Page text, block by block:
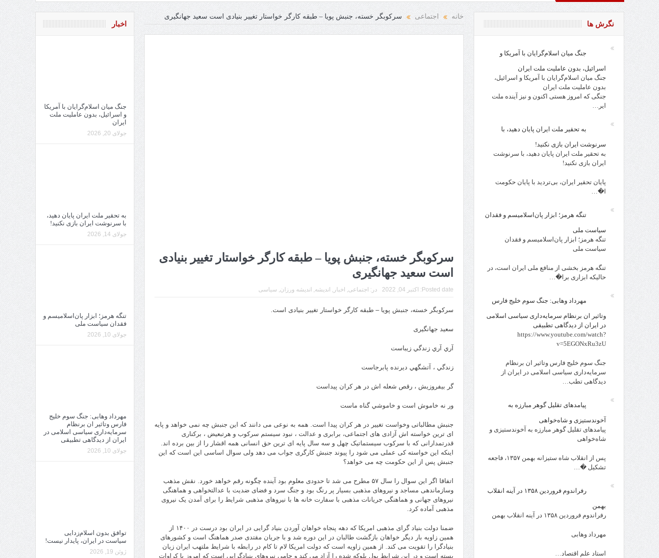
و نقد از افراد، احزاب، حکام و مقدسات! روز کارگر، روز جامعه انسانی فرخنده باد
خانه اجتماعی سرکوبگر خسته، جنبش پویا – طبقه کارگر خواستار تغییر بنیادی است سعید جهانگیری
سرکوبگر خسته، جنبش پویا – طبقه کارگر خواستار تغییر بنیادی
است سعید جهانگیری
Posted date: اکتبر 04, 2022 در: اجتماعی, اخبار , اندیشه, اندیشه ورزان, سیاسی
سرکوبگر خسته، جنبش پویا – طبقه کارگر خواستار تغییر بنیادی است.
سعید جهانگیری
آري آري زندگي زيباست
زندگي ، آتشگهي ديرنده پابرجاست
گر بيفروزيش ، رقص شعله اش در هر كران پيداست
ور نه خاموش است و خاموشي گناه ماست
جنبش مطالباتی وخواست تغییر در هر کران پیدا است. همه به نوعی می دانند که این جنبش چه نمی خواهد و پایه
ای ترین خواسته اش آزادی های اجتماعی، برابری و عدالت ، نبود سیستم سرکوب و هرتبعیض ، برکناری
قدرتمدارانی که با سرکوب سیستماتیک چهل و سه سال پایه ای ترین حق انسانی همه اقشار را از بین برده اند.
اینکه این خواسته کی عملی می شود را پیوند جنبش کارگری جواب می دهد ولی سوال اساسی این است که این
جنبش پس از این حکومت چه می خواهد؟
اتفاقا اگر این سوال را سال ۵۷ مطرح می شد تا حدودی معلوم بود آینده چگونه رقم خواهد خورد. نقش مذهب
وسازماندهی مساجد و نیروهای مذهبی بسیار پر رنگ بود و جنگ سرد و فضای ضدیت با عدالتخواهی و هماهنگی
نیروهای جهانی و هماهنگی جریانات مذهبی با سفارت خانه ها با نیروهای مذهبی شرایط را برای آمدن یک نیروی
مذهبی آماده کرد.
ضمنا دولت بنیاد گرای مذهبی امریکا که دهه پنجاه خواهان آوردن بنیاد گرایی در ایران بود درست در ۱۴۰۰ از
همین زاویه بار دیگر خواهان بازگشت طالبان در این دوره شد و با جریان مقتدی صدر هماهنگ است و کشورهای
بنیادگرا را تقویت می کند. از همین زاویه است که دولت امریکا لام تا کام در رابطه با شرایط ملتهب ایران زیان
بسته است و در این شرایط پول بلوکه شده را آزاد می کند و حامی نیروهای بنیادگرایی است که امروز با کراوات
اخبار
جنگ میان اسلام‌گرایان با آمریکا
و اسرائیل، بدون عاملیت ملت
ایران
جولای 20, 2026
به تحقیر ملت ایران پایان دهید،
با سرنوشت ایران بازی نکنید!
جولای 14, 2026
تنگه هرمز؛ ابزار پان‌اسلامیسم و
فقدان سیاست ملی
جولای 10, 2026
مهرداد وهابی: جنگ سوم خلیج
فارس وتاثیر ان برنظام
سرمایه‌داری سیاسی اسلامی در
ایران از دیدگاهی تطبیقی
جولای 10, 2026
توافق بدون اسلام‌زدایی
سیاست در ایران، پایدار نیست!
ژوئن 19, 2026
نگرش ها
جنگ میان اسلام‌گرایان با آمریکا و
اسرائیل، بدون عاملیت ملت ایران
جنگ میان اسلام‌گرایان با آمریکا و اسرائیل،
بدون عاملیت ملت ایران
جنگی که امروز هستی اکنون و نیز آینده ملت
ایر…
به تحقیر ملت ایران پایان دهید، با
سرنوشت ایران بازی نکنید!
به تحقیر ملت ایران پایان دهید، با سرنوشت
ایران بازی نکنید!
پایان تحقیر ایران، بی‌تردید با پایان حکومت
ا�…
تنگه هرمز؛ ابزار پان‌اسلامیسم و فقدان
سیاست ملی
تنگه هرمز؛ ابزار پان‌اسلامیسم و فقدان
سیاست ملی
تنگه هرمز بخشی از منافع ملی ایران است، در
حالیکه ابزاری برا�…
مهرداد وهابی: جنگ سوم خلیج فارس
وتاثیر ان برنظام سرمایه‌داری سیاسی اسلامی
در ایران از دیدگاهی تطبیقی
https://www.youtube.com/watch?
v=5EGONxRu3zU
جنگ سوم خلیج فارس وتاثیر ان برنظام
سرمایه‌داری سیاسی اسلامی در ایران از
دیدگاهی تطب…
پیامدهای تقلیل گوهر مبارزه به
آخوندستیزی و شاه‌خواهی
پیامدهای تقلیل گوهر مبارزه به آخوندستیزی و
شاه‌خواهی
پس از انقلاب شاه ستیزانه بهمن ۱۳۵۷، فاجعه
تشکیل �…
رفراندوم فروردین ۱۳۵۸ در آینه انقلاب
بهمن
رفراندوم فروردین ۱۳۵۸ در آینه انقلاب بهمن
مهرداد وهابی
استاد علم اقتصاد…